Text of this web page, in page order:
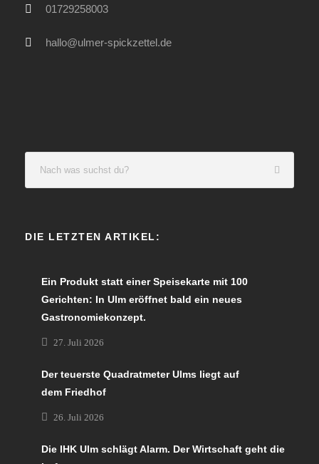
01729258003
hallo@ulmer-spickzettel.de
DIE LETZTEN ARTIKEL:
Ein Produkt statt einer Speisekarte mit 100
Gerichten: In Ulm eröffnet bald ein neues
Gastronomiekonzept.
27. Juli 2026
Der teuerste Quadratmeter Ulms liegt auf
dem Friedhof
26. Juli 2026
Die IHK Ulm schlägt Alarm. Der Wirtschaft geht die